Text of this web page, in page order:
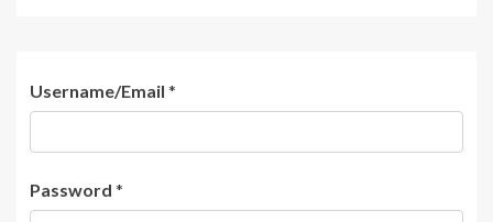
Username/Email *
Password *